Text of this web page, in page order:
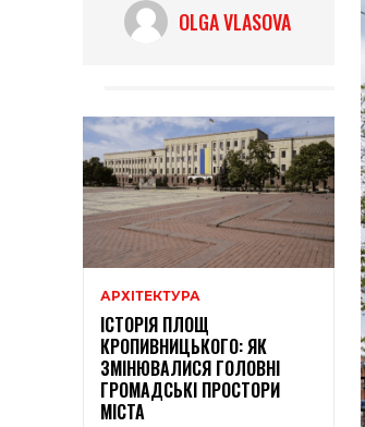
OLGA VLASOVA
АРХІТЕКТУРА
ІСТОРІЯ ПЛОЩ
КРОПИВНИЦЬКОГО: ЯК
ЗМІНЮВАЛИСЯ ГОЛОВНІ
ГРОМАДСЬКІ ПРОСТОРИ
МІСТА